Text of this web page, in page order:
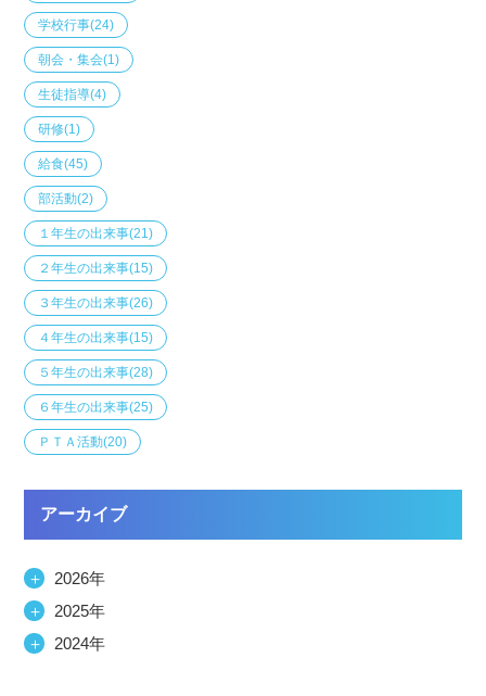
学校行事(24)
朝会・集会(1)
生徒指導(4)
研修(1)
給食(45)
部活動(2)
１年生の出来事(21)
２年生の出来事(15)
３年生の出来事(26)
４年生の出来事(15)
５年生の出来事(28)
６年生の出来事(25)
ＰＴＡ活動(20)
アーカイブ
＋
2026年
＋
2025年
＋
2024年